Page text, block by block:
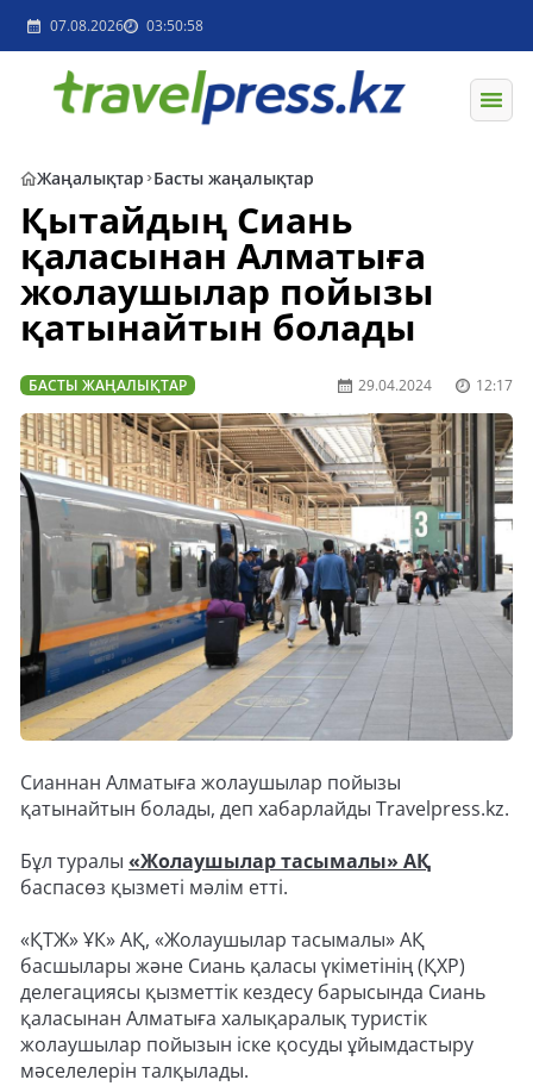
07.08.2026 03:50:58
Жаңалықтар Басты жаңалықтар
Қытайдың Сиань
қаласынан Алматыға
жолаушылар пойызы
қатынайтын болады
БАСТЫ ЖАҢАЛЫҚТАР 29.04.2024 12:17
Сианнан Алматыға жолаушылар пойызы
қатынайтын болады, деп хабарлайды Travelpress.kz.
Бұл туралы «Жолаушылар тасымалы» АҚ
баспасөз қызметі мәлім етті.
«ҚТЖ» ҰК» АҚ, «Жолаушылар тасымалы» АҚ
басшылары және Сиань қаласы үкіметінің (ҚХР)
делегациясы қызметтік кездесу барысында Сиань
қаласынан Алматыға халықаралық туристік
жолаушылар пойызын іске қосуды ұйымдастыру
мәселелерін талқылады.